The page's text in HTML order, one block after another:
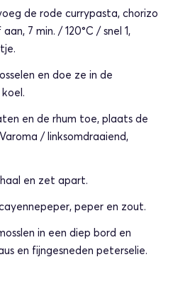
de rode currypasta, chorizo
7 min. / 120°C / snel 1,
en doe ze in de
en de rhum toe, plaats de
/ linksomdraaiend,
en zet apart.
peper en zout.
in een diep bord en
en fijngesneden peterselie.